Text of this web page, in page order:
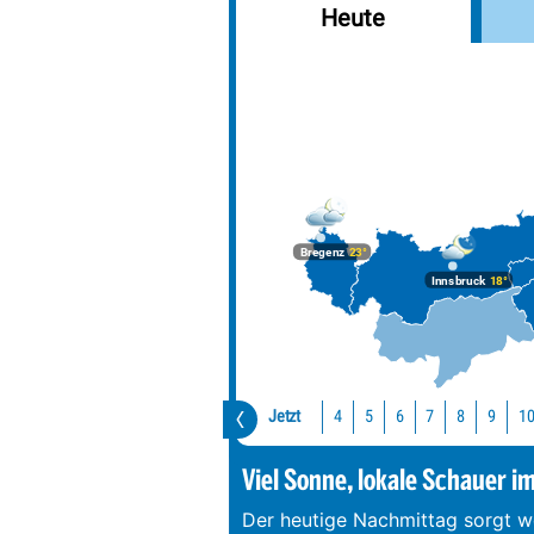
Gieringer-Weiher
Stimmersee
Längsee (T)
Hintersteinersee
Heute
Bregenz23°
Innsbruck18°
Jetzt 4 5 6 7 8 9 10
Viel Sonne, lokale Schauer
Der heutige Nachmittag sorgt